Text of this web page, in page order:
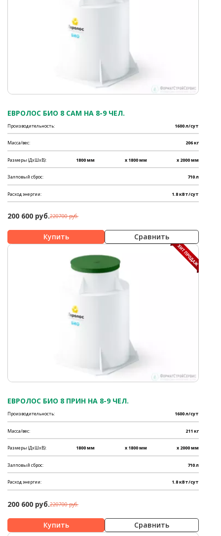
ЕВРОЛОС БИО 8 САМ НА 8-9 ЧЕЛ.
Производительность: 1600 л/сут
Масса/вес: 206 кг
Размеры (ДхШхВ): 1800 мм x 1800 мм x 2000 мм
Залповый сброс: 710 л
Расход энергии: 1.8 кВт/сут
200 600 руб.220700 руб.
Сравнить
ЕВРОЛОС БИО 8 ПРИН НА 8-9 ЧЕЛ.
Производительность: 1600 л/сут
Масса/вес: 211 кг
Размеры (ДхШхВ): 1800 мм x 1800 мм x 2000 мм
Залповый сброс: 710 л
Расход энергии: 1.8 кВт/сут
200 600 руб.220700 руб.
Сравнить